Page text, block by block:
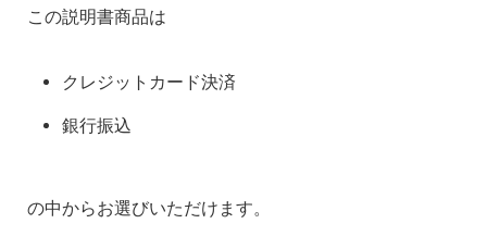
この説明書商品は
クレジットカード決済
銀行振込
の中からお選びいただけます。